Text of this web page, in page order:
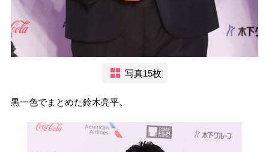
写真15枚
黒一色でまとめた鈴木亮平。